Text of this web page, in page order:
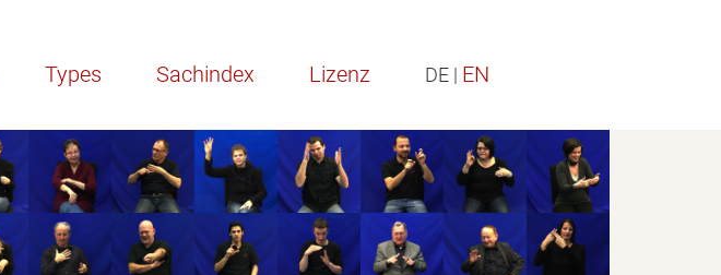
Types Sachindex Lizenz DE | EN